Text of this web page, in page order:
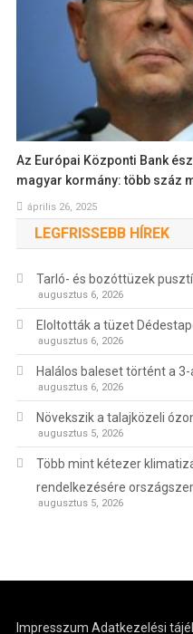
Az Európai Központi Bank
magyar kormány: több száz
április 26, 2025
LEGFRISSEBB HÍREK
Tarló- és bozóttüzek
augusztus 6, 2026
Eloltották a tüzet
augusztus 6, 2026
Halálos baleset történt a
augusztus 6, 2026
Növekszik a talajközeli
augusztus 5, 2026
Több mint kétezer
rendelkezésére
augusztus 5, 2026
Impresszum Adatkezelési